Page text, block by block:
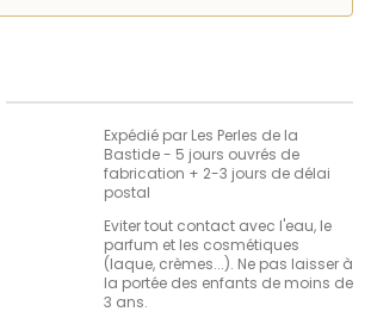
Expédié par Les Perles de la
Bastide - 5 jours ouvrés de
fabrication + 2-3 jours de délai
postal
Eviter tout contact avec l'eau, le
parfum et les cosmétiques
(laque, crèmes...). Ne pas laisser à
la portée des enfants de moins de
3 ans.